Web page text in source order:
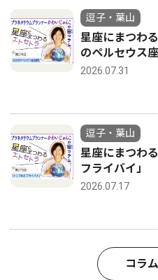
逗子・葉山
星座にまつわ
のペルセウス座
2026.07.31
逗子・葉山
星座にまつわ
フライバイ」
2026.07.17
コラ